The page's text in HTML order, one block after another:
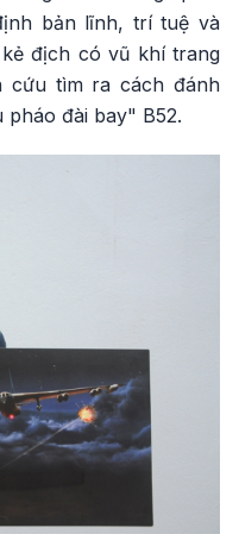
bản lĩnh, trí tuệ và
địch có vũ khí trang
cứu tìm ra cách đánh
pháo đài bay" B52.